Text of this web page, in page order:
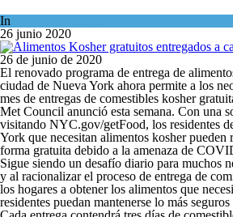
In
26 junio 2020
26 de junio de 2020
El renovado programa de entrega de
ciudad de Nueva York ahora permite a los
mes de entregas de comestibles kosher
Met Council anunció esta semana. Con una
visitando NYC.gov/getFood, los residentes
York que necesitan alimentos kosher pueden
forma gratuita debido a la amenaza de
Sigue siendo un desafío diario para muchos
y al racionalizar el proceso de entrega de
los hogares a obtener los alimentos que
residentes puedan mantenerse lo más